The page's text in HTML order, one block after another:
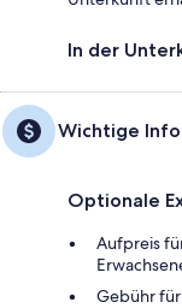
In der
Wichtige
Optionale
Aufpreis
Gebühr für